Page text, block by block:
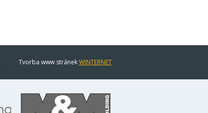
Tvorba www stránekWINTERNET